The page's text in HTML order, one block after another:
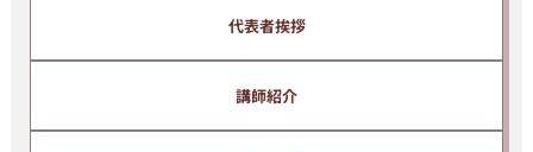
代表者挨拶
講師紹介